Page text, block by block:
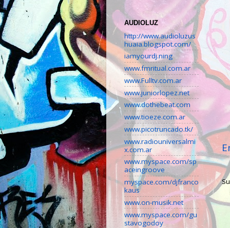
AUDIOLUZ
http://www.audioluzus
huaia.blogspot.com/
iamyourdj.ning
www.fmritual.com.ar
www.Fulltv.com.ar
www.juniorlopez.net
www.dothebeat.com
www.tioeze.com.ar
www.picotruncado.tk/
www.radiouniversalmi
x.com.ar
www.myspace.com/sp
aceingroove
myspace.com/djfranco
kaus
www.on-musik.net
www.myspace.com/gu
stavogodoy